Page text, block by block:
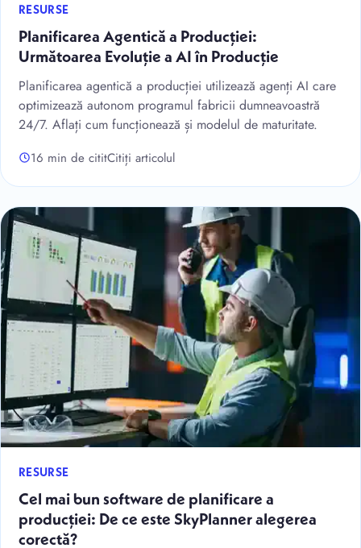
RESURSE
Planificarea Agentică a Producției:
Următoarea Evoluție a AI în Producție
Planificarea agentică a producției utilizează agenți AI care
optimizează autonom programul fabricii dumneavoastră
24/7. Aflați cum funcționează și modelul de maturitate.
16 min de cititCitiți articolul
RESURSE
Cel mai bun software de planificare a
producției: De ce este SkyPlanner alegerea
corectă?